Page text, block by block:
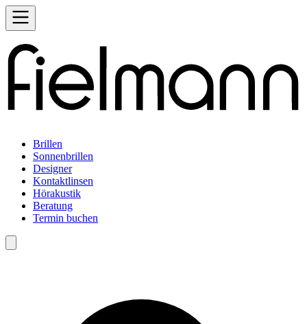
Brillen
Sonnenbrillen
Designer
Kontaktlinsen
Hörakustik
Beratung
Termin buchen